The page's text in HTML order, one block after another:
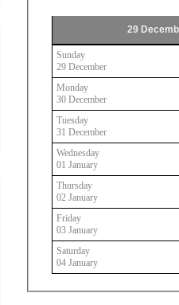
29
Sunday
29 December
Monday
30 December
Tuesday
31 December
Wednesday
01 January
Thursday
02 January
Friday
03 January
Saturday
04 January